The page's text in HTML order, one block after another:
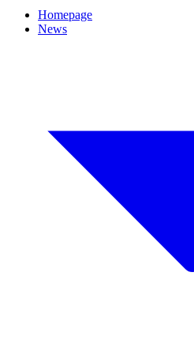
Homepage
News